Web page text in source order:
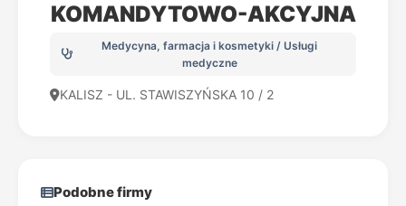
KOMANDYTOWO-AKCYJNA
Medycyna, farmacja i kosmetyki / Usługi
medyczne
KALISZ - UL. STAWISZYŃSKA 10 / 2
Podobne firmy